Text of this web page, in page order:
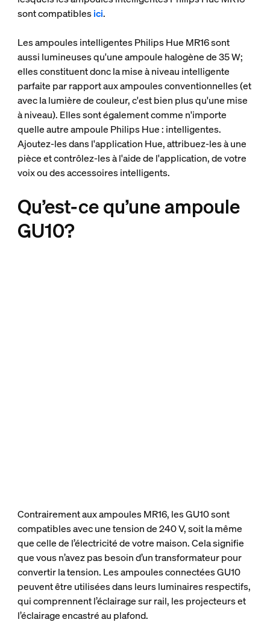
sont compatiblesici.
Les ampoules intelligentes Philips Hue MR16 sont
aussi lumineuses qu'une ampoule halogène de 35 W;
elles constituent donc la mise à niveau intelligente
parfaite par rapport aux ampoules conventionnelles (et
avec la lumière de couleur, c'est bien plus qu'une mise
à niveau). Elles sont également comme n'importe
quelle autre ampoule Philips Hue : intelligentes.
Ajoutez-les dans l'application Hue, attribuez-les à une
pièce et contrôlez-les à l'aide de l'application, de votre
voix ou des accessoires intelligents.
Qu’est-ce qu’une ampoule
GU10?
Contrairement aux ampoules MR16, les GU10 sont
compatibles avec une tension de 240 V, soit la même
que celle de l’électricité de votre maison. Cela signifie
que vous n’avez pas besoin d’un transformateur pour
convertir la tension. Les ampoules connectées GU10
peuvent être utilisées dans leurs luminaires respectifs,
qui comprennent l’éclairage sur rail, les projecteurs et
l’éclairage encastré au plafond.